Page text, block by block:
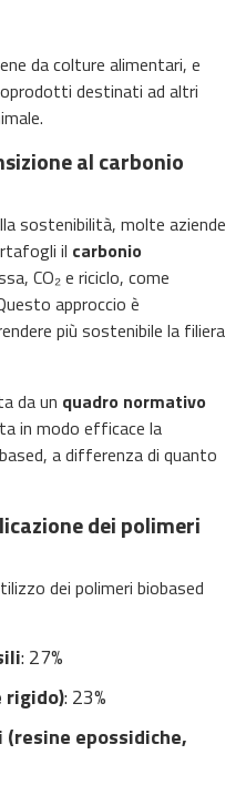
da colture alimentari, e
destinati ad altri
al carbonio
sostenibilità, molte aziende
il carbonio
CO₂ e riciclo, come
approccio è
più sostenibile la filiera
da un quadro normativo
in modo efficace la
a differenza di quanto
dei polimeri
dei polimeri biobased
: 27%
rigido): 23%
epossidiche,